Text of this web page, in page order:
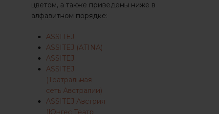
цветом, а также приведены ниже в
алфавитном порядке:
ASSITEJ
ASSITEJ (ATINA)
ASSITEJ
ASSITEJ
(Театральная
сеть Австралии)
ASSITEJ Австрия
(Юнгес Театр